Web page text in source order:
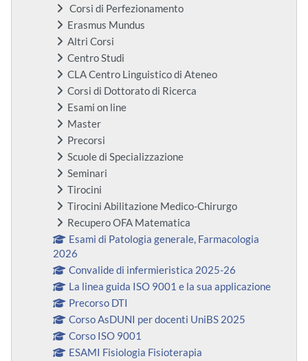
Corsi di Perfezionamento
Erasmus Mundus
Altri Corsi
Centro Studi
CLA Centro Linguistico di Ateneo
Corsi di Dottorato di Ricerca
Esami on line
Master
Precorsi
Scuole di Specializzazione
Seminari
Tirocini
Tirocini Abilitazione Medico-Chirurgo
Recupero OFA Matematica
Esami di Patologia generale, Farmacologia
2026
Convalide di infermieristica 2025-26
La linea guida ISO 9001 e la sua applicazione
Precorso DTI
Corso AsDUNI per docenti UniBS 2025
Corso ISO 9001
ESAMI Fisiologia Fisioterapia